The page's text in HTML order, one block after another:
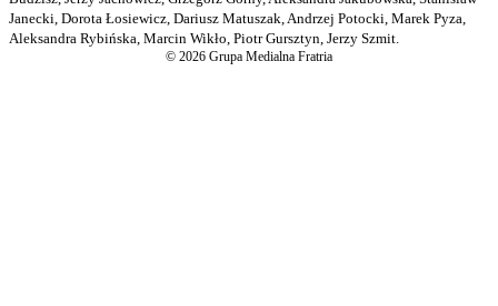
Janecki, Dorota Łosiewicz, Dariusz Matuszak, Andrzej Potocki, Marek Pyza,
Aleksandra Rybińska, Marcin Wikło, Piotr Gursztyn, Jerzy Szmit.
© 2026 Grupa Medialna Fratria